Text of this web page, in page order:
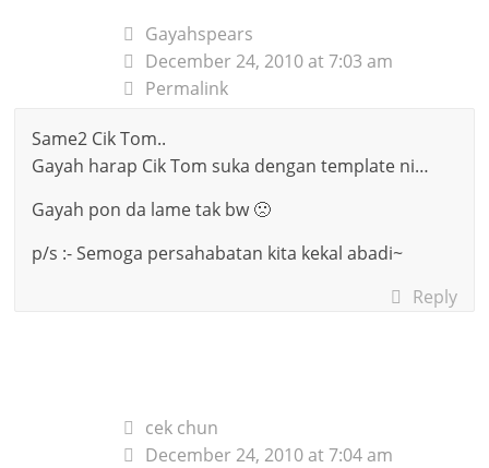
Gayahspears
December 24, 2010 at 7:03 am
Permalink
Same2 Cik Tom..
Gayah harap Cik Tom suka dengan template ni…
Gayah pon da lame tak bw 🙁
p/s :- Semoga persahabatan kita kekal abadi~
Reply
cek chun
December 24, 2010 at 7:04 am